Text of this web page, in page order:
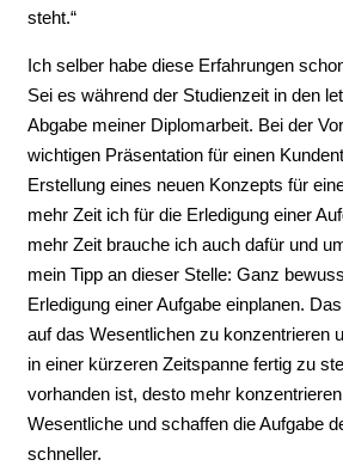
steht.“
Ich selber habe diese Erfahrungen
Sei es während der Studienzeit in den
Abgabe meiner Diplomarbeit. Bei der
wichtigen Präsentation für einen
Erstellung eines neuen Konzepts für
mehr Zeit ich für die Erledigung einer
mehr Zeit brauche ich auch dafür und
mein Tipp an dieser Stelle: Ganz
Erledigung einer Aufgabe einplanen.
auf das Wesentlichen zu konzentrieren
in einer kürzeren Zeitspanne fertig zu
vorhanden ist, desto mehr
Wesentliche und schaffen die Aufgabe
schneller.